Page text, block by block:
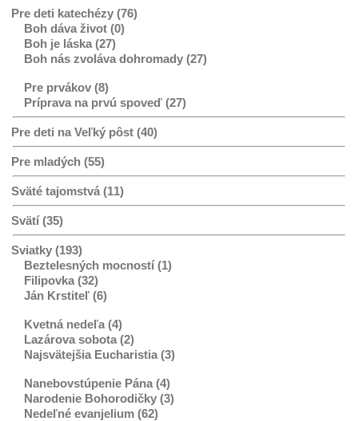
Pre deti katechézy (76)
Boh dáva život (0)
Boh je láska (27)
Boh nás zvoláva dohromady (27)
Pre prvákov (8)
Príprava na prvú spoveď (27)
Pre deti na Veľký pôst (40)
Pre mladých (55)
Sväté tajomstvá (11)
Svätí (35)
Sviatky (193)
Beztelesných mocností (1)
Filipovka (32)
Ján Krstiteľ (6)
Kvetná nedeľa (4)
Lazárova sobota (2)
Najsvätejšia Eucharistia (3)
Nanebovstúpenie Pána (4)
Narodenie Bohorodičky (3)
Nedeľné evanjelium (62)